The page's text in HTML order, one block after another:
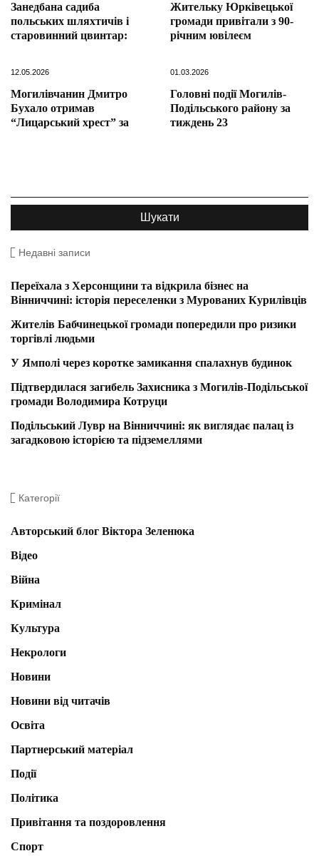
Занедбана садиба
польських шляхтичів і
старовинний цвинтар:
Жительку Юрківецької
громади привітали з 90-
річним ювілеєм
12.05.2026
Могилівчанин Дмитро
Бухало отримав
“Лицарський хрест” за
01.03.2026
Головні події Могилів-
Подільського району за
тиждень 23
Недавні записи
Переїхала з Херсонщини та відкрила бізнес на
Вінниччині: історія переселенки з Мурованих Курилівців
Жителів Бабчинецької громади попередили про ризики
торгівлі людьми
У Ямполі через коротке замикання спалахнув будинок
Підтвердилася загибель Захисника з Могилів-Подільської
громади Володимира Котруци
Подільський Лувр на Вінниччині: як виглядає палац із
загадковою історією та підземеллями
Категорії
Авторський блог Віктора Зеленюка
Відео
Війна
Кримінал
Культура
Некрологи
Новини
Новини від читачів
Освіта
Партнерський матеріал
Події
Політика
Привітання та поздоровлення
Спорт